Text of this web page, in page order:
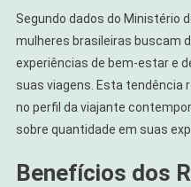
Segundo dados do Ministério
mulheres brasileiras buscam
experiências de bem-estar e
suas viagens. Esta tendência
no perfil da viajante
sobre quantidade em suas
Benefícios dos